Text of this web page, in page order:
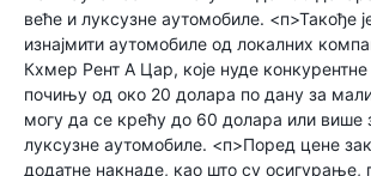
веће и луксузне аутомобиле. <п>Такође
изнајмити аутомобиле од локалних
Кхмер Рент А Цар, које нуде
почињу од око 20 долара по дану за
могу да се крећу до 60 долара или више
луксузне аутомобиле. <п>Поред цене
додатне накнаде, као што су осигурање,